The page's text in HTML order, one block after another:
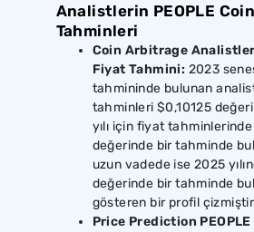
Analistlerin PEOPLE
Tahminleri
Coin Arbitrage
Fiyat Tahmini: 2023
tahmininde bulunan
tahminleri $0,10125
yılı için fiyat
değerinde bir tahminde
uzun vadede ise 2025
değerinde bir tahminde
gösteren bir profil
Price Prediction